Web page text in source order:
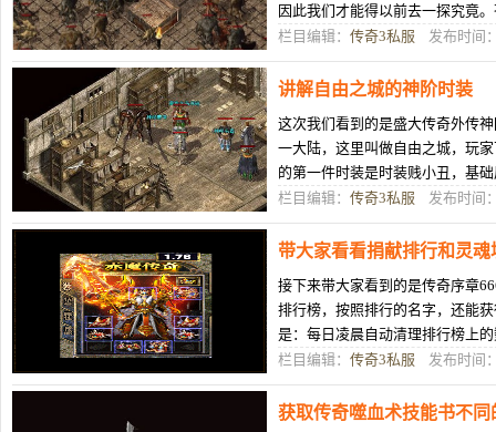
因此我们才能得以前去一探究竟
王，为了争夺霸主权，这两大bos
栏目编辑： 传奇3私服 发布时间
讲解自由之城的神阶时装
这次我们看到的是盛大传奇外传
一大陆，这里叫做自由之城，玩
的第一件时装是时装贱小丑，基
110，体力值：+2700，魔法值：
栏目编辑： 传奇3私服 发布时间
带大家看看捐献排行和灵魂
接下来带大家看到的是传奇序章
排行榜，按照排行的名字，还能
是：每日凌晨自动清理排行榜上
取仙石，页面会显示排行名次、
栏目编辑： 传奇3私服 发布时间
获取传奇噬血术技能书不同